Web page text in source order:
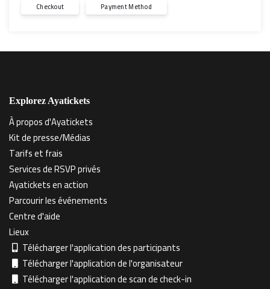
Checkout Payment Method
Explorez Ayatickets
À propos d'Ayatickets
Kit de presse/Médias
Tarifs et frais
Services de RSVP privés
Ayatickets en action
Parcourir les événements
Centre d'aide
Lieux
Télécharger l'application des participants
Télécharger l'application de l'organisateur
Télécharger l'application de scan de check-in